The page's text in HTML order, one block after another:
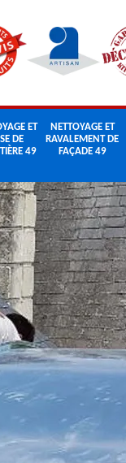
ET
DE
49
NETTOYAGE ET
RAVALEMENT DE
FAÇADE 49